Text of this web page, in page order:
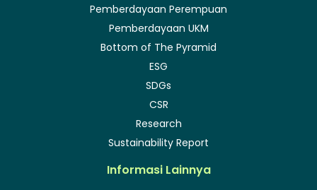
Pemberdayaan Perempuan
Pemberdayaan UKM
Bottom of The Pyramid
ESG
SDGs
CSR
Research
Sustainability Report
Informasi Lainnya